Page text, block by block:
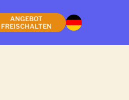
ANGEBOT
FREISCHALTEN